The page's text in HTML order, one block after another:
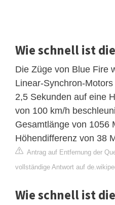
Wie schnell ist
Die Züge von Blue Fire
Linear-Synchron-
2,5 Sekunden auf eine
von 100 km/h
Gesamtlänge von 1056
Höhendifferenz von 38
Antrag auf Entfernung der
vollständige Antwort auf
Wie schnell ist